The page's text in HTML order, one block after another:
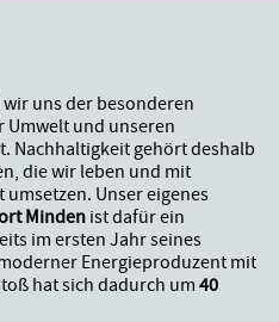
uns der besonderen
Umwelt und unseren
Nachhaltigkeit gehört deshalb
die wir leben und mit
Unser eigenes
Minden ist dafür ein
im ersten Jahr seines
Energieproduzent mit
hat sich dadurch um 40